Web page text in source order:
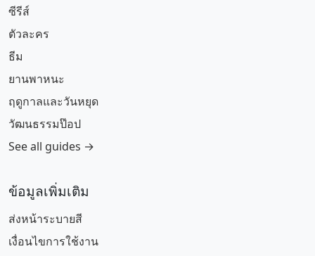
ซีรีส์
ตัวละคร
ธีม
ยานพาหนะ
ฤดูกาลและวันหยุด
วัฒนธรรมป๊อป
See all guides →
ข้อมูลเพิ่มเติม
ส่งหน้าระบายสี
เงื่อนไขการใช้งาน